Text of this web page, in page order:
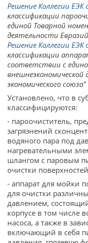
Решение Коллегии
классификации
единой Товарной
деятельности
Решение Коллегии
классификации
соответствии с
внешнеэкономической
экономического союза"
Установлено, что в
классифицируются:
- пароочиститель,
загрязнений
водяного пара под
нагревательными
шлангом с паровым
очистки
- аппарат для мойки
для очистки
давлением,
корпусе в том числе
насоса, а также в
включающий в себя